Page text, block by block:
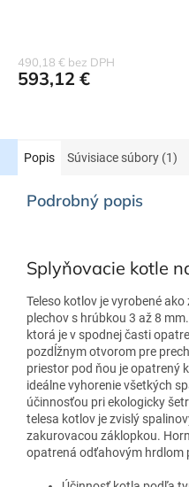
490,18 € bez DPH
593,12 €
Popis Súvisiace súbory (1)
Podrobný popis
Splyňovacie kotle
Teleso kotlov je vyrobené
plechov s hrúbkou 3 až 8
ktorá je v spodnej časti
pozdĺžnym otvorom pre
priestor pod ňou je opatrený
ideálne vyhorenie všetkých
účinnosťou pri ekologicky
telesa kotlov je zvislý
zakurovacou záklopkou.
opatrená odťahovým hrdlom